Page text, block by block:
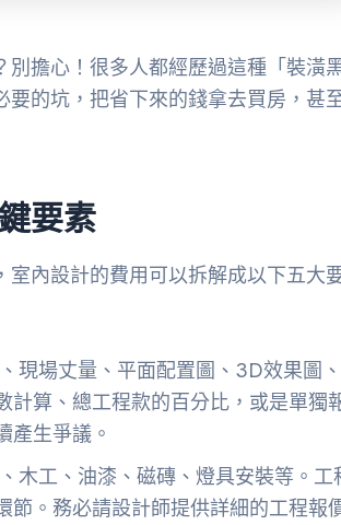
擔心！很多人都經歷過這種「裝潢
要的坑，把省下來的錢拿去買房，甚
要素
室內設計的費用可以拆解成以下五大
現場丈量、平面配置圖、3D效果圖、
計算、總工程款的百分比，或是單獨
產生爭議。
木工、油漆、磁磚、燈具安裝等。工
節。務必請設計師提供詳細的工程報